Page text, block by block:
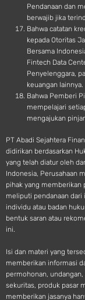
Pendanaan dan
berwajib jika
Bahwa catatan
kepada Otoritas
Bersama
Fintech Data
Penyelenggara,
keuangan lainnya.
Bahwa Pemberi
mempelajari
mengajukan
PT Abadi Sejahtera
didirikan berdasarkan
yang telah diatur oleh
Indonesia, Perusahaan
pihak yang memberikan
meliputi pendanaan dari
individu atau badan
bentuk saran atau
ini.
Isi dan materi yang
memberikan informasi
permohonan,
sekuritas, produk pasar
memberikan jasanya